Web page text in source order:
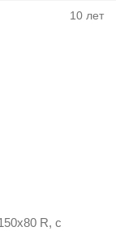
10 лет
R, с